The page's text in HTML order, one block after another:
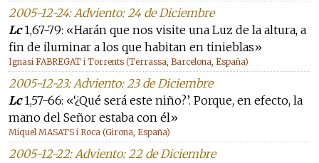
2005-12-24: Adviento: 24 de Diciembre
Lc1,67-79: «Harán que nos visite una Luz de la altura, a
fin de iluminar a los que habitan en tinieblas»
Ignasi FABREGAT i Torrents (Terrassa, Barcelona, España)
2005-12-23: Adviento: 23 de Diciembre
Lc1,57-66: «‘¿Qué será este niño?’. Porque, en efecto, la
mano del Señor estaba con él»
Miquel MASATS i Roca (Girona, España)
2005-12-22: Adviento: 22 de Diciembre